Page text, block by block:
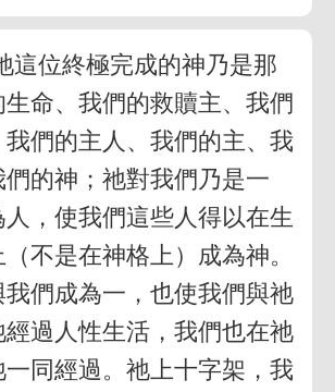
這位終極完成的神乃是那
生命、我們的救贖主、我們
們的主人、我們的主、我
的神；祂對我們乃是一
，使我們這些人得以在生
不是在神格上）成為神。
們成為一，也使我們與祂
經過人性生活，我們也在祂
同經過。祂上十字架，我